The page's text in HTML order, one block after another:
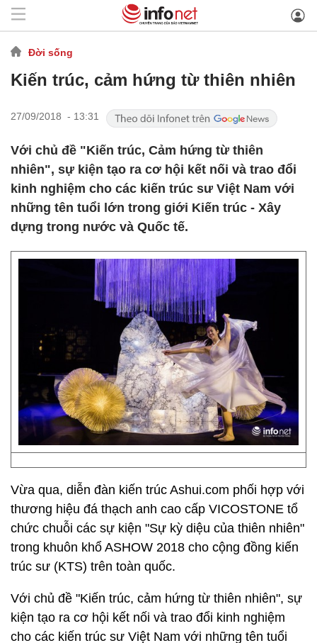
Đời sống
Kiến trúc, cảm hứng từ thiên nhiên
27/09/2018 - 13:31
Với chủ đề "Kiến trúc, Cảm hứng từ thiên
nhiên", sự kiện tạo ra cơ hội kết nối và trao đổi
kinh nghiệm cho các kiến trúc sư Việt Nam với
những tên tuổi lớn trong giới Kiến trúc - Xây
dựng trong nước và Quốc tế.
Vừa qua, diễn đàn kiến trúc Ashui.com phối hợp với
thương hiệu đá thạch anh cao cấp VICOSTONE tổ
chức chuỗi các sự kiện "Sự kỳ diệu của thiên nhiên"
trong khuôn khổ ASHOW 2018 cho cộng đồng kiến
trúc sư (KTS) trên toàn quốc.
Với chủ đề "Kiến trúc, cảm hứng từ thiên nhiên", sự
kiện tạo ra cơ hội kết nối và trao đổi kinh nghiệm
cho các kiến trúc sư Việt Nam với những tên tuổi